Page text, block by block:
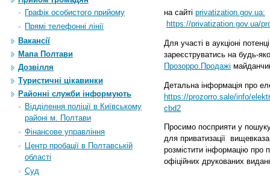
Графік особистого прийому
Прямі телефонні лінії
Вакансії
Мапа Полтави
Дозвілля
Туристичні цікавинки
Районні служби інформують
Відділення поліції в Київському
районі м. Полтави
Фінансове управління
Центр пробації в Полтавській
області
Суд
на сайті privatization.gov.ua:
https://privatization.gov.ua/
Для участі в аукціоні
зареєструватись на будь-
Прозорро.Продажі
Детальна інформація про
https://prozorro.sale/info/
cbd2
Просимо посприяти у
для приватизації
розмістити інформацію про
офіційних друкованих